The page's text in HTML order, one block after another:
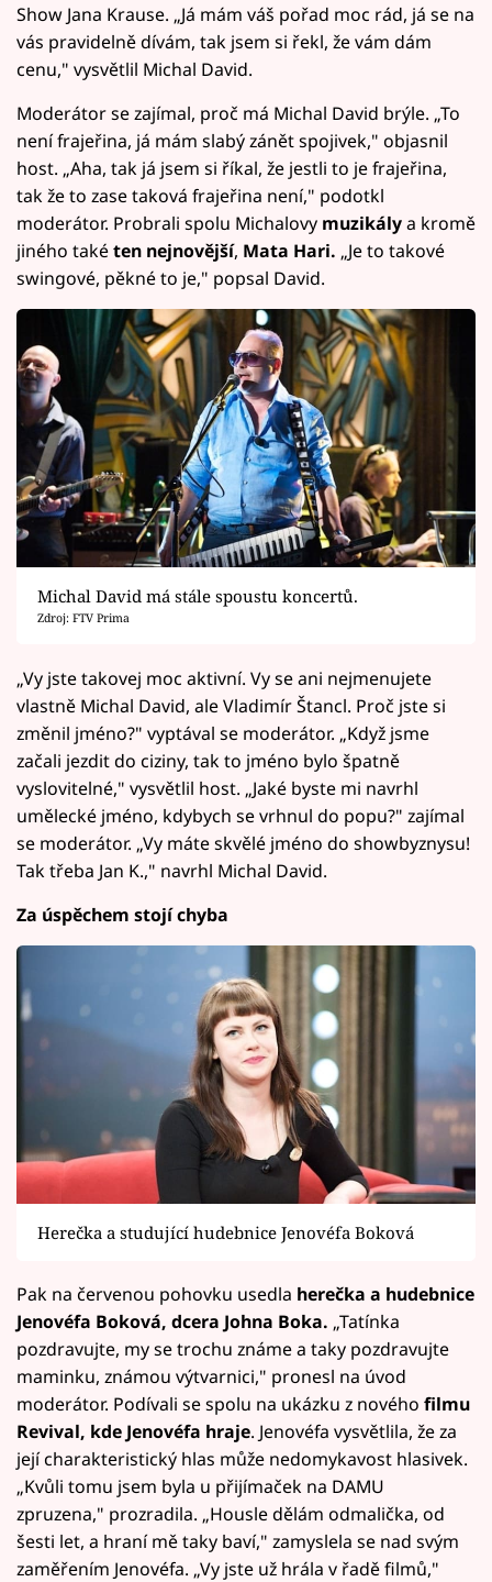
Show Jana Krause. „Já mám váš pořad moc rád, já se na
vás pravidelně dívám, tak jsem si řekl, že vám dám
cenu," vysvětlil Michal David.
Moderátor se zajímal, proč má Michal David brýle. „To
není frajeřina, já mám slabý zánět spojivek," objasnil
host. „Aha, tak já jsem si říkal, že jestli to je frajeřina,
tak že to zase taková frajeřina není," podotkl
moderátor. Probrali spolu Michalovy muzikálya kromě
jiného takéten nejnovější, Mata Hari. „Je to takové
swingové, pěkné to je," popsal David.
Michal David má stále spoustu koncertů.
Zdroj: FTV Prima
„Vy jste takovej moc aktivní. Vy se ani nejmenujete
vlastně Michal David, ale Vladimír Štancl. Proč jste si
změnil jméno?" vyptával se moderátor. „Když jsme
začali jezdit do ciziny, tak to jméno bylo špatně
vyslovitelné," vysvětlil host. „Jaké byste mi navrhl
umělecké jméno, kdybych se vrhnul do popu?" zajímal
se moderátor. „Vy máte skvělé jméno do showbyznysu!
Tak třeba Jan K.," navrhl Michal David.
Za úspěchem stojí chyba
Herečka a studující hudebnice Jenovéfa Boková
Pak na červenou pohovku usedla herečka a hudebnice
Jenovéfa Boková, dcera Johna Boka. „Tatínka
pozdravujte, my se trochu známe a taky pozdravujte
maminku, známou výtvarnici," pronesl na úvod
moderátor. Podívali se spolu na ukázku z nového filmu
Revival, kde Jenovéfa hraje. Jenovéfa vysvětlila, že za
její charakteristický hlas může nedomykavost hlasivek.
„Kvůli tomu jsem byla u přijímaček na DAMU
zpruzena," prozradila. „Housle dělám odmalička, od
šesti let, a hraní mě taky baví," zamyslela se nad svým
zaměřením Jenovéfa. „Vy jste už hrála v řadě filmů,"